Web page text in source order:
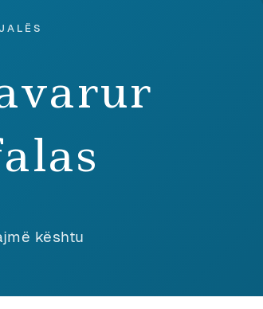
për përpjekjet tona.
Ardian Vehbiu, autor i mbi 20 librave në
e revistës “Peizazhe të fjalës”.
kështu